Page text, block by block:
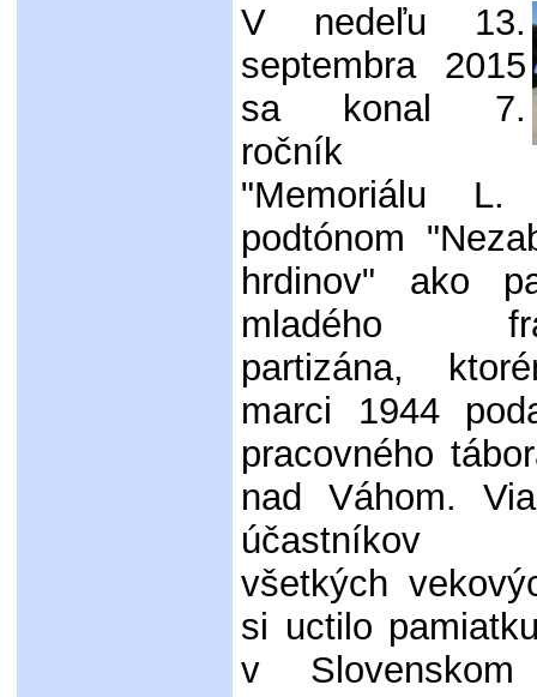
V nedeľu 13.
septembra 2015
sa konal 7.
ročník
"Memoriálu
podtónom
hrdinov" ako
mladého
partizána,
marci 1944
pracovného
nad Váhom.
účastníkov
všetkých
si uctilo
v Slovenskom